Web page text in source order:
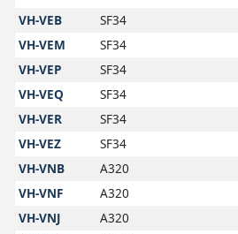
VH-VEB
SF34
VH-VEM
SF34
VH-VEP
SF34
VH-VEQ
SF34
VH-VER
SF34
VH-VEZ
SF34
VH-VNB
A320
VH-VNF
A320
VH-VNJ
A320